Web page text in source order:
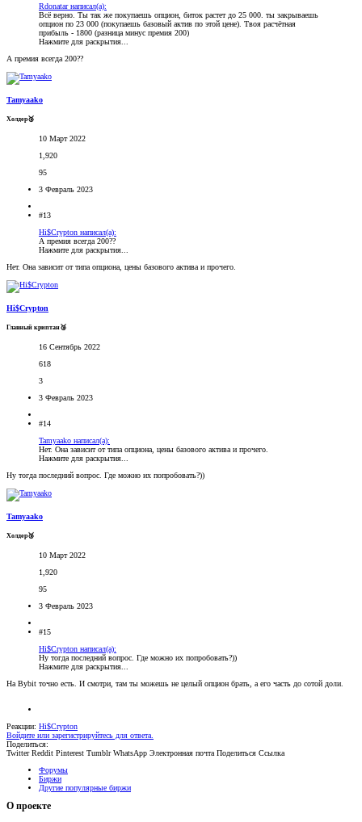
Rdonatar написал(а):
Всё верно. Ты так же покупаешь опцион, биток растет до 25 000. ты закрываешь
опцион по 23 000 (покупаешь базовый актив по этой цене). Твоя расчётная
прибыль - 1800 (разница минус премия 200)
Нажмите для раскрытия...
А премия всегда 200??
Tamyaako
Холдер🥉
10 Март 2022
1,920
95
3 Февраль 2023
#13
Hi$Crypton написал(а):
А премия всегда 200??
Нажмите для раскрытия...
Нет. Она зависит от типа опциона, цены базового актива и прочего.
Hi$Crypton
Главный криптан🥉
16 Сентябрь 2022
618
3
3 Февраль 2023
#14
Tamyaako написал(а):
Нет. Она зависит от типа опциона, цены базового актива и прочего.
Нажмите для раскрытия...
Ну тогда последний вопрос. Где можно их попробовать?))
Tamyaako
Холдер🥉
10 Март 2022
1,920
95
3 Февраль 2023
#15
Hi$Crypton написал(а):
Ну тогда последний вопрос. Где можно их попробовать?))
Нажмите для раскрытия...
На Bybit точно есть. И смотри, там ты можешь не целый опцион брать, а его часть до сотой доли.
Реакции: Hi$Crypton
Войдите или зарегистрируйтесь для ответа.
Поделиться:
Twitter Reddit Pinterest Tumblr WhatsApp Электронная почта Поделиться Ссылка
Форумы
Биржи
Другие популярные биржи
О проекте